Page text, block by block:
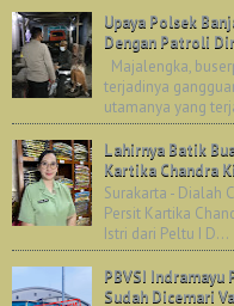
Upaya Polsek
Dengan Patroli
Majalengka,
terjadinya
utamanya yang
Lahirnya Batik
Kartika Chandra
Surakarta - Dialah
Persit Kartika
Istri dari Peltu I D...
PBVSI Indramayu
Sudah Dicemari